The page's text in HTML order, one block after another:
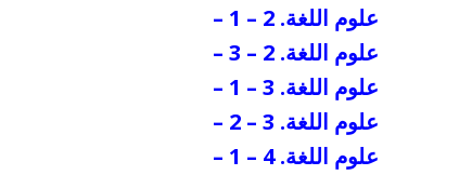
علوم اللغة. 2 – 1
–
علوم اللغة. 2 – 3
–
علوم اللغة. 3 – 1
–
علوم اللغة. 3 – 2
–
علوم اللغة. 4 – 1
–